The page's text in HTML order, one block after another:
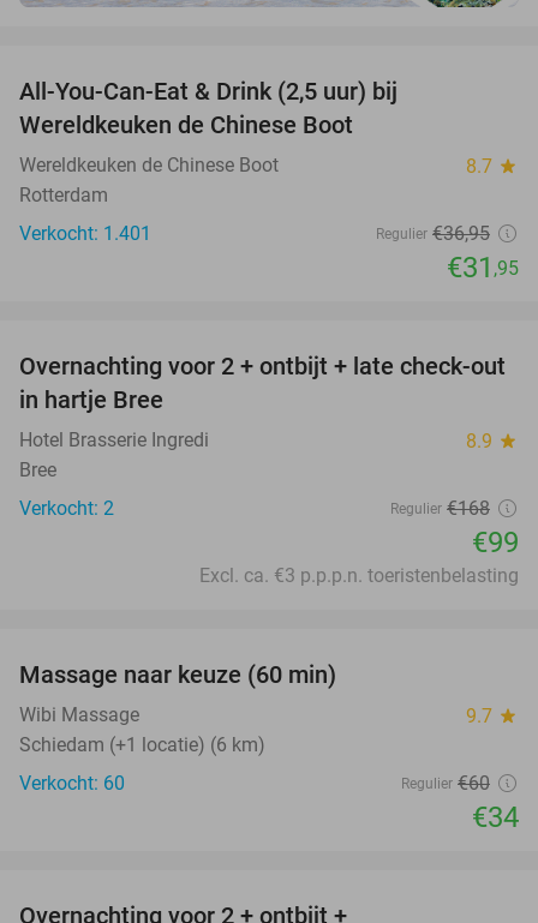
All-You-Can-Eat & Drink (2,5 uur) bij
Wereldkeuken de Chinese Boot
Wereldkeuken de Chinese Boot 8.7 star
Rotterdam
Verkocht: 1.401
Regulier €36,95
€31 ,95
41%
TODAY
Overnachting voor 2 + ontbijt + late check-out
in hartje Bree
Hotel Brasserie Ingredi 8.9 star
Bree
Verkocht: 2
Regulier €168
€99
Excl. ca. €3 p.p.p.n. toeristenbelasting
Massage naar keuze (60 min)
Wibi Massage 9.7 star
Schiedam (+1 locatie) (6 km)
Verkocht: 60
Regulier €60
€34
Overnachting voor 2 + ontbijt +